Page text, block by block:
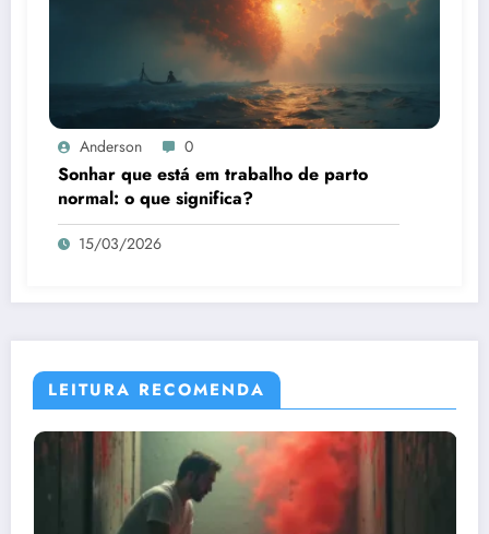
Anderson 0
Sonhar que está em trabalho de parto
normal: o que significa?
15/03/2026
LEITURA RECOMENDA